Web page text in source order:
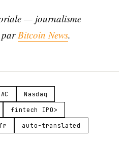
— journalisme
parBitcoin News.
Nasdaq
fintech IPO>
auto-translated